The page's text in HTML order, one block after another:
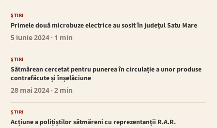
ȘTIRI
Primele două microbuze electrice au sosit în județul Satu Mare
5 iunie 2024 · 1 min
ȘTIRI
Sătmărean cercetat pentru punerea în circulație a unor produse
contrafăcute și înșelăciune
28 mai 2024 · 2 min
ȘTIRI
Acțiune a polițiștilor sătmăreni cu reprezentanții R.A.R.